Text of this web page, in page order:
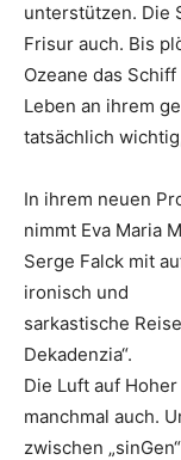
unterstützen. Die
Frisur auch. Bis
Ozeane das
Leben an ihrem
tatsächlich
In ihrem neuen
nimmt Eva Maria
Serge Falck mit
ironisch und
sarkastische
Dekadenzia“.
Die Luft auf
manchmal auch.
zwischen